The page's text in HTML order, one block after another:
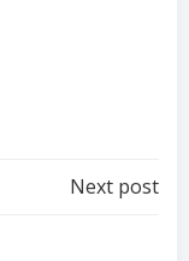
Next post